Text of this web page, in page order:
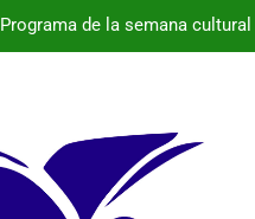
Programa de la semana
‘Entre Teclas y
García renuevan con El